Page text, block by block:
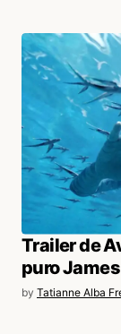
Trailer de
puro
by Tatianne Alba